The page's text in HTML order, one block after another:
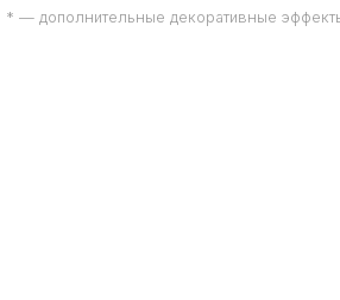
* — дополнительные декоративные